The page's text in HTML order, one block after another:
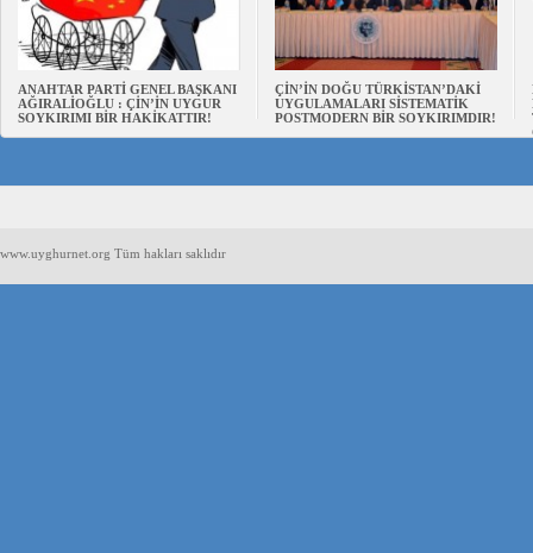
ANAHTAR PARTİ GENEL BAŞKANI
AĞIRALİOĞLU : ÇİN’İN UYGUR
SOYKIRIMI BİR HAKİKATTIR!
ÇİN’İN DOĞU TÜRKİSTAN’DAKİ
UYGULAMALARI SİSTEMATİK
POSTMODERN BİR SOYKIRIMDIR!
www.uyghurnet.org Tüm hakları saklıdır